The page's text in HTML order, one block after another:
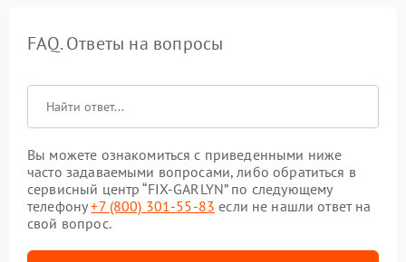
FAQ. Ответы на вопросы
Вы можете ознакомиться с приведенными ниже
часто задаваемыми вопросами, либо обратиться в
сервисный центр “FIX-GARLYN” по следующему
телефону+7 (800) 301-55-83 если не нашли ответ на
свой вопрос.